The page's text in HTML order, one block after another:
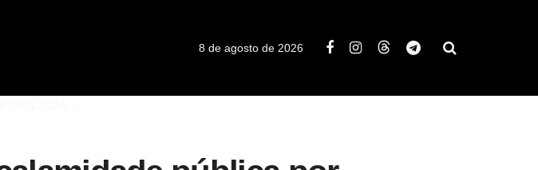
8 de agosto de 2026